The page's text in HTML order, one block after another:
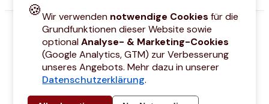
🍪Wir verwenden notwendige Cookies für die
Grundfunktionen dieser Website sowie
optionalAnalyse- & Marketing-Cookies
(Google Analytics, GTM) zur Verbesserung
unseres Angebots. Mehr dazu in unserer
Datenschutzerklärung.